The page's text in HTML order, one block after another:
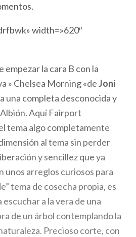
width=»620″
empezar la cara B con la
» Chelsea Morning «deJoni
una completa desconocida y
Aquí Fairport
tema algo completamente
al tema sin perder
y sencillez que ya
unos arreglos curiosos para
tema de cosecha propia, es
escuchar a la vera de una
de un árbol contemplando la
Precioso corte, con